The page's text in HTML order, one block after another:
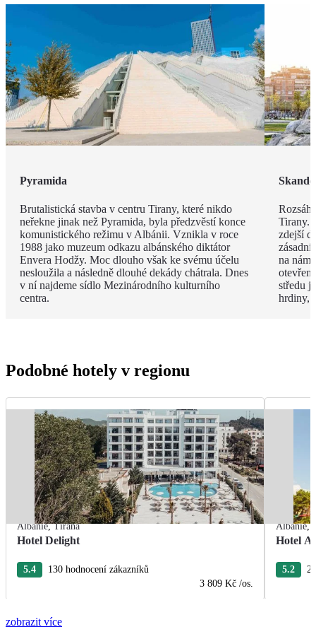
Pyramida
Brutalistická stavba v centru Tirany, které nikdo
neřekne jinak než Pyramida, byla předzvěstí konce
komunistického režimu v Albánii. Vznikla v roce
1988 jako muzeum odkazu albánského diktátor
Envera Hodžy. Moc dlouho však ke svému účelu
nesloužila a následně dlouhé dekády chátrala. Dnes
v ní najdeme sídlo Mezinárodního kulturního
centra.
Tirany.
zdejší
na
středu
hrdiny,
Podobné hotely v regionu
Albánie,Tirana
Hotel Delight
5.4
130 hodnocení zákazníků
3 809 Kč /os.
Albánie,
Hotel
5.2
zobrazit více